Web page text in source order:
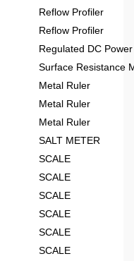
Reflow Profiler
Reflow Profiler
Regulated DC
Surface Resistance
Metal Ruler
Metal Ruler
Metal Ruler
SALT METER
SCALE
SCALE
SCALE
SCALE
SCALE
SCALE